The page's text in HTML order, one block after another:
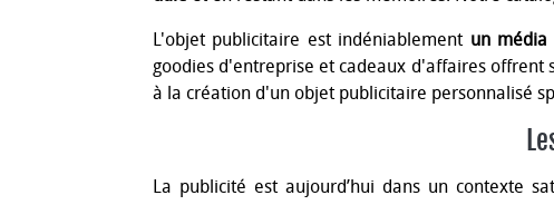
L'objet publicitaire est indéniablement un
goodies d'entreprise et cadeaux d'affaires offrent
à la création d'un objet publicitaire personnalisé
La publicité est aujourd’hui dans un contexte